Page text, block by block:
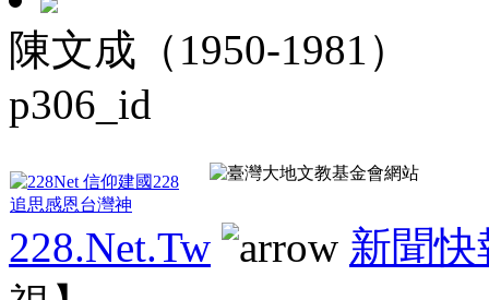
陳文成（1950-1981）
p306_id
228.Net.Tw
新聞快